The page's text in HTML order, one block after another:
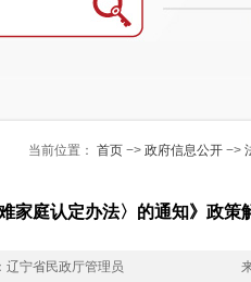
当前位置： 首页 −> 政府信息公开 −>
家庭认定办法〉的通知》政策
辽宁省民政厅管理员